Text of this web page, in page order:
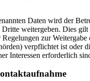
Daten wird der
weitergeben. Dies gilt
zur Weitergabe
verpflichtet ist oder
Interessen erforderlich